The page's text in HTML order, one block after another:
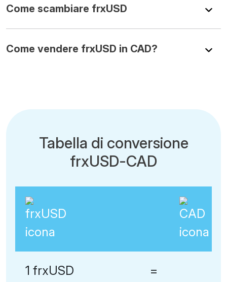
Come scambiare frxUSD
Come vendere frxUSD in CAD?
Tabella di conversione
frxUSD-CAD
1 frxUSD =